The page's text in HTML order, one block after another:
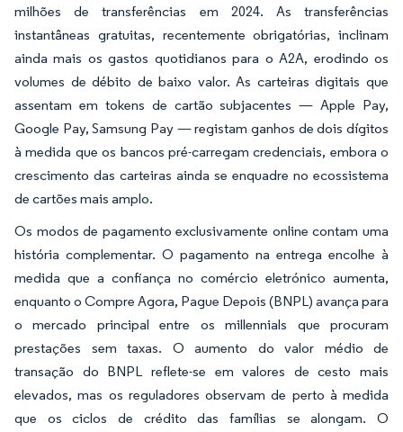
milhões de transferências em 2024. As transferências
instantâneas gratuitas, recentemente obrigatórias, inclinam
ainda mais os gastos quotidianos para o A2A, erodindo os
volumes de débito de baixo valor. As carteiras digitais que
assentam em tokens de cartão subjacentes — Apple Pay,
Google Pay, Samsung Pay — registam ganhos de dois dígitos
à medida que os bancos pré-carregam credenciais, embora o
crescimento das carteiras ainda se enquadre no ecossistema
de cartões mais amplo.
Os modos de pagamento exclusivamente online contam uma
história complementar. O pagamento na entrega encolhe à
medida que a confiança no comércio eletrónico aumenta,
enquanto o Compre Agora, Pague Depois (BNPL) avança para
o mercado principal entre os millennials que procuram
prestações sem taxas. O aumento do valor médio de
transação do BNPL reflete-se em valores de cesto mais
elevados, mas os reguladores observam de perto à medida
que os ciclos de crédito das famílias se alongam. O